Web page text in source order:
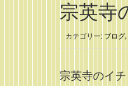
宗英寺
カテゴリー: ブログ,
宗英寺のイ